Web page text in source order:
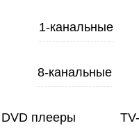
1-канальные
8-канальные
DVD плееры